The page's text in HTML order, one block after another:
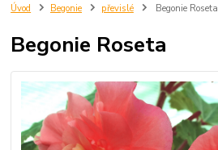
Úvod Begonie převislé Begonie Roseta
Begonie Roseta